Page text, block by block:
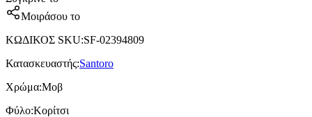
Μοιράσου το
ΚΩΔΙΚΟΣ SKU:SF-02394809
Κατασκευαστής:Santoro
Χρώμα:Μοβ
Φύλο:Κορίτσι